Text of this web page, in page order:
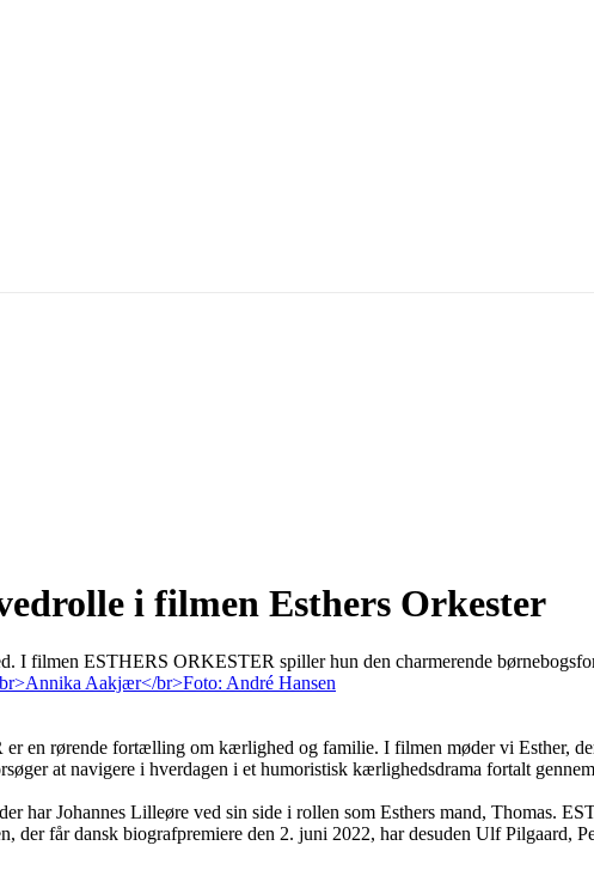
i filmen Esthers Orkester
I filmen ESTHERS ORKESTER spiller hun den charmerende
en rørende fortælling om kærlighed og familie. I filmen møder vi Esther,
at navigere i hverdagen i et humoristisk kærlighedsdrama fortalt
har Johannes Lilleøre ved sin side i rollen som Esthers mand, Thomas.
der får dansk biografpremiere den 2. juni 2022, har desuden Ulf Pilgaard,